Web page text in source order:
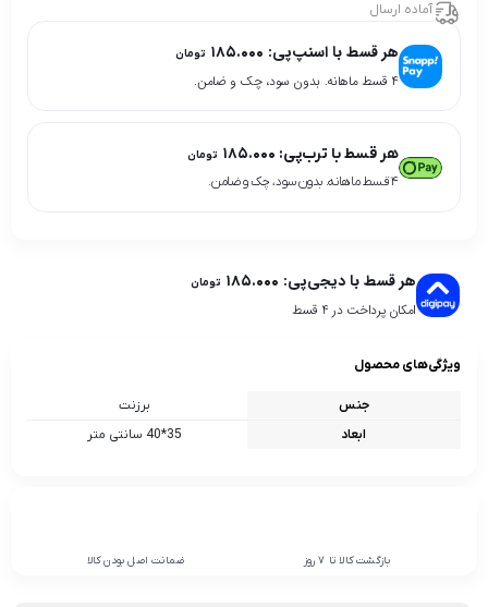
آماده ارسال
هر قسط با اسنپ‌پی: ۱۸۵.۰۰۰ تومان
۴ قسط ماهانه. بدون سود، چک و ضامن.
هر قسط با ترب‌پی: ۱۸۵.۰۰۰ تومان
۴ قسط ماهانه. بدون سود، چک و ضامن.
هر قسط با دیجی‌پی: ۱۸۵.۰۰۰ تومان
امکان پرداخت در 4 قسط
ویژگی‌های محصول
جنس
برزنت
ابعاد
35*40 سانتی متر
بازگشت کالا تا 7 روز ضمانت اصل بودن کالا